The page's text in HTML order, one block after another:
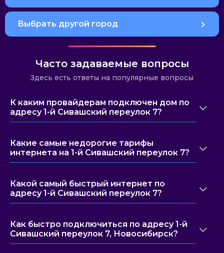
Выбрать другой город
Часто задаваемые вопросы
Здесь есть ответы на популярные вопросы
К каким провайдерам подключен дом по
адресу 1-й Сивашский переулок 7?
Какие самые недорогие тарифы
интернета на 1-й Сивашский переулок 7?
Какой самый быстрый интернет по
адресу 1-й Сивашский переулок 7?
Как быстро подключиться по адресу 1-й
Сивашский переулок 7, Новосибирск?